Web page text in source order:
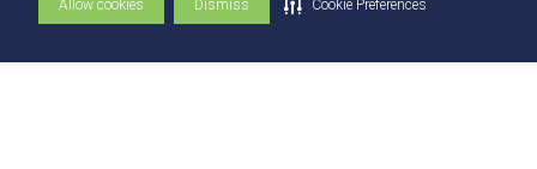
Allow cookies Dismiss Cookie Preferences